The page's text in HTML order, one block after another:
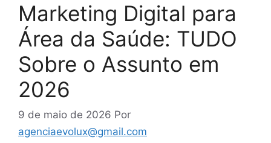
Marketing Digital para
Área da Saúde: TUDO
Sobre o Assunto em
2026
9 de maio de 2026 Por
agenciaevolux@gmail.com